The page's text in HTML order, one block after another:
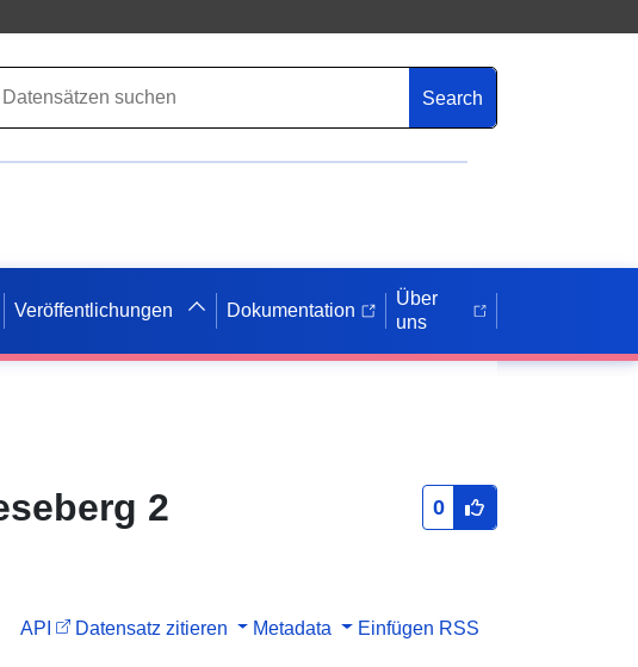
Search
Veröffentlichungen Dokumentation
Über
uns
2
0
API Datensatz zitieren Metadata Einfügen RSS